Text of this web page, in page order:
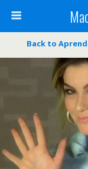
Back to